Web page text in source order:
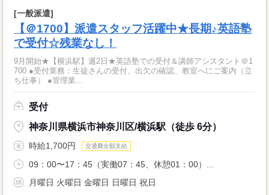
[一般派遣]
【＠1700】派遣スタッフ活躍中★長期♪英語塾
で受付☆残業なし！
9月開始★【横浜駅】週2日★英語塾での受付＆講師アシスタント＠1
700 ●受付業務：生徒さんの受付、出欠の確認、教室へにご案内（立
ち仕事） ●管理業...
受付
神奈川県横浜市神奈川区/横浜駅（徒歩 6分）
時給1,700円 交通費全額支給
09：00〜17：45（実働07：45、休憩01：00）...
月曜日 火曜日 金曜日 日曜日 祝日